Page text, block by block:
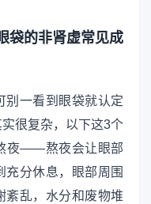
袋的非肾虚常见成
别一看到眼袋就认定
很复杂，以下这3个
夜——熬夜会让眼部
充分休息，眼部周围
紊乱，水分和废物堆